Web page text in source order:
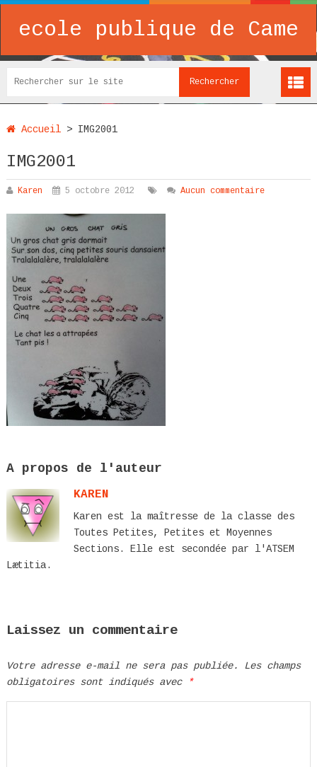
ecole publique de Came
Accueil> IMG2001
IMG2001
Karen 5 octobre 2012 Aucun commentaire
A propos de l'auteur
KAREN
Karen est la maîtresse de la classe des
Toutes Petites, Petites et Moyennes
Sections. Elle est secondée par l'ATSEM
Lætitia.
Laissez un commentaire
Votre adresse e-mail ne sera pas publiée.
Les champs
obligatoires sont indiqués avec
*